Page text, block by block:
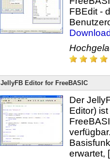
FBEdit -
JellyFB Editor for FreeBASIC
Der
Editor)
erwartet,